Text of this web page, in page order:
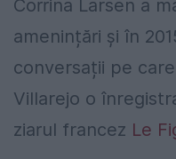
Corrina Larsen a
amenințări și în
conversații pe
Villarejo o
ziarul francez Le